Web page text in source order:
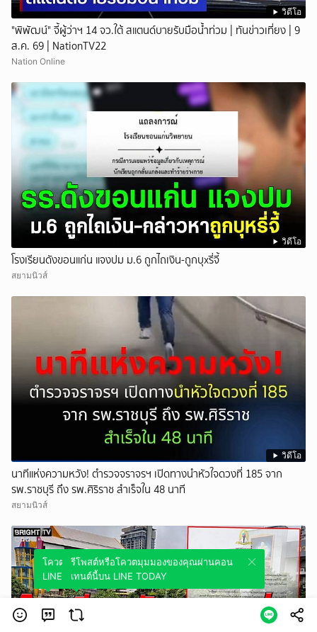
วิดีโอ
"พิพัฒน์" จี้ผู้ว่าฯ 14 จว.ใต้ สแตนด์บายรับมือน้ำท่วม | ทันข่าวเที่ยง | 9
ส.ค. 69 | NationTV22
Nation Online
วิดีโอ
โรงเรียนดังขอนแก่น แจงปม ม.6 ถูกไถเงิน-ถูกบุxรี่จี้
สยามนิวส์
วิดีโอ
นาทีแห่งความหวัง! ตำรวจจราจรฯ เปิดทางนำหัวใจดวงที่ 185 จาก
รพ.ราชบุรี ถึง รพ.ศิริราช สำเร็จใน 48 นาที
สยามนิวส์
โควตมุมมองของคุณผ่านคอนเทนต์นี้บน
LINE TODAY
รีโพสต์หรือโควตมุมมองของคุณผ่านคอน
เทนต์นี้บน LINE TODAY